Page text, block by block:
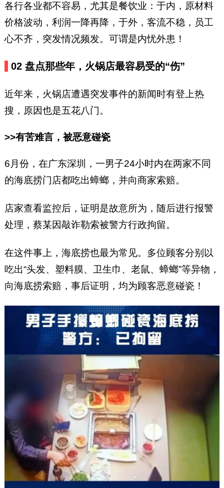
各行各业都不容易，尤其是餐饮业：于内，原材料
价格波动，利润一降再降，于外，客流不稳，员工
心不齐，突发情况频发。可谓是内忧外患！
02 盘点那些年，火锅店最容易受的“伤”
近年来，火锅店遭遇突发事件的新闻时有登上热
搜，原因也是五花八门。
>>有苦难言，被恶意碰瓷
6月份，在广东深圳，一男子24小时内在两家不同
的海底捞门店都吃出蟑螂，并向商家索赔。
店家查看监控后，证明是故意所为，随后进行报警
处理，蔡某因敲诈勒索被警方行政拘留。
在这件事上，海底捞也最为常见。多位顾客分别以
吃出“头发、塑料膜、卫生巾、老鼠、蟑螂”等异物，
向海底捞索赔，事后证明，均为顾客恶意碰瓷！